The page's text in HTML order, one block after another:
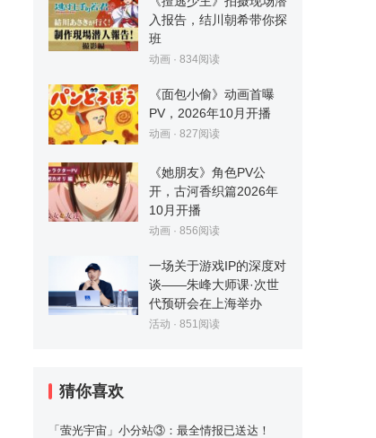
入报告，结川朝希带你探
班
动画 · 834阅读
《面包小偷》动画首曝
PV，2026年10月开播
动画 · 827阅读
《她朋友》角色PV公
开，古河香织篇2026年
10月开播
动画 · 856阅读
一场关于游戏IP的深度对
谈——朱峰大师课·次世
代预研会在上海举办
活动 · 851 阅读
猜你喜欢
「萤光宇宙」小分站③：最全情报已送达！